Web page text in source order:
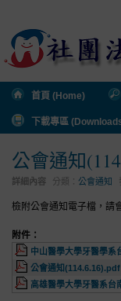
首頁 (Home)
下載專區
公會通知
詳細內容 分類： 公會通知
檢附公會通知電子檔，請
附件：
中山醫學大學牙醫學系
公會通知(114.6.16).pdf
高雄醫學大學牙醫系台